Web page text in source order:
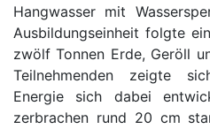
Hangwasser mit
Ausbildungseinheit folgte
zwölf Tonnen Erde, Geröll
Teilnehmenden zeigte
Energie sich dabei
zerbrachen rund 20 cm